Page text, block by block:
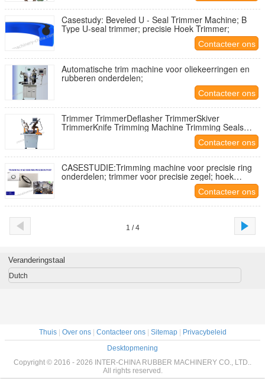
Casestudy: Beveled U - Seal Trimmer Machine; B
Type U-seal trimmer; precisie Hoek Trimmer;
Contacteer ons
Automatische trim machine voor oliekeerringen en
rubberen onderdelen;
Contacteer ons
Trimmer TrimmerDeflasher TrimmerSkiver
TrimmerKnife Trimming Machine Trimming Seals
And Circle Parts Trimming Machines Trimming Angle
Contacteer ons
CASESTUDIE:Trimming machine voor precisie ring
onderdelen; trimmer voor precisie zegel; hoek
Contacteer ons
1 / 4
Veranderingstaal
Dutch
Thuis| Over ons| Contacteer ons| Sitemap|
Privacybeleid
Desktopmening
Copyright © 2016 - 2026 INTER-CHINA RUBBER MACHINERY CO., LTD..
All rights reserved.